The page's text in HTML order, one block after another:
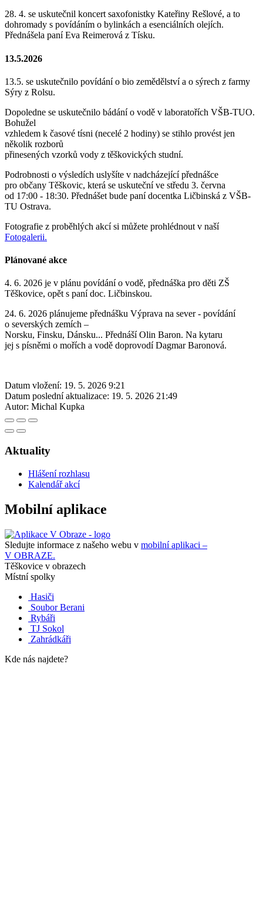
28. 4. se uskutečnil koncert saxofonistky Kateřiny Rešlové, a to
dohromady s povídáním o bylinkách a esenciálních olejích.
Přednášela paní Eva Reimerová z Tísku.
13.5.2026
13.5. se uskutečnilo povídání o bio zemědělství a o sýrech z farmy
Sýry z Rolsu.
Dopoledne se uskutečnilo bádání o vodě v laboratořích VŠB-TUO.
Bohužel
vzhledem k časové tísni (necelé 2 hodiny) se stihlo provést jen
několik rozborů
přinesených vzorků vody z těškovických studní.
Podrobnosti o výsledích uslyšíte v nadcházející přednášce
pro občany Těškovic, která se uskuteční ve středu 3. června
od 17:00 - 18:30. Přednášet bude paní docentka Ličbinská z VŠB-
TU Ostrava.
Fotografie z proběhlých akcí si můžete prohlédnout v naší
Fotogalerii.
Plánované akce
4. 6. 2026 je v plánu povídání o vodě, přednáška pro děti ZŠ
Těškovice, opět s paní doc. Ličbinskou.
24. 6. 2026 plánujeme přednášku Výprava na sever - povídání
o severských zemích –
Norsku, Finsku, Dánsku... Přednáší Olin Baron. Na kytaru
jej s písněmi o mořích a vodě doprovodí Dagmar Baronová.
Datum vložení: 19. 5. 2026 9:21
Datum poslední aktualizace: 19. 5. 2026 21:49
Autor: Michal Kupka
Aktuality
Hlášení rozhlasu
Kalendář akcí
Mobilní aplikace
Sledujte informace z našeho webu v mobilní aplikaci –
V OBRAZE.
Těškovice v obrazech
Místní spolky
Hasiči
Soubor Berani
Rybáři
TJ Sokol
Zahrádkáři
Kde nás najdete?